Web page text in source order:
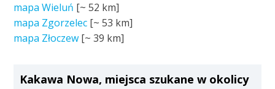
mapa Wieluń [~52 km]
mapa Zgorzelec [~53 km]
mapa Złoczew [~39 km]
Kakawa Nowa, miejsca szukane w okolicy